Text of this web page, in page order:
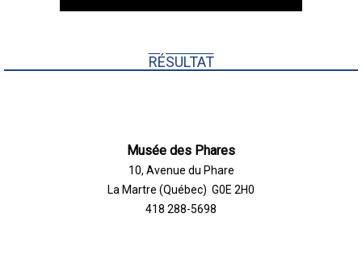
RÉSULTAT
Musée des Phares
10, Avenue du Phare
La Martre (Québec) G0E 2H0
418 288-5698